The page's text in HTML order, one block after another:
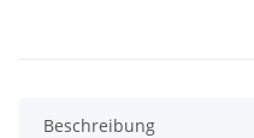
Beschreibung